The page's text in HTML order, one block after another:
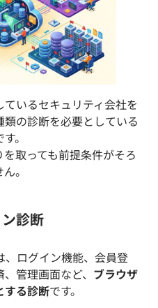
いるセキュリティ会社を
の診断を必要としている
。
取っても前提条件がそろ
。
診断
ログイン機能、会員登
管理画面など、 ブラウザ
する診断です。